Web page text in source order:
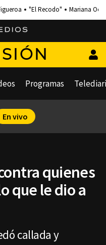
"El Recodo" Mariana
Programas
En vivo
quienes
que le dio a
callada y